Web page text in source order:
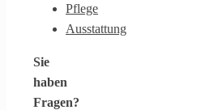
Pflege
Ausstattung
Sie
haben
Fragen?